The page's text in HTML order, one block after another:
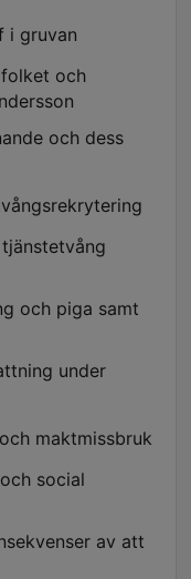
i gruvan
och
och dess
och piga samt
under
maktmissbruk
social
av att